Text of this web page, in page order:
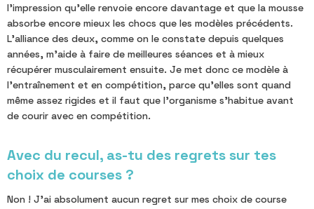
l'impression qu'elle renvoie encore davantage et que la mousse
absorbe encore mieux les chocs que les modèles précédents.
L'alliance des deux, comme on le constate depuis quelques
années, m'aide à faire de meilleures séances et à mieux
récupérer musculairement ensuite. Je met donc ce modèle à
l'entraînement et en compétition, parce qu'elles sont quand
même assez rigides et il faut que l'organisme s'habitue avant
de courir avec en compétition.
Avec du recul, as-tu des regrets sur tes
choix de courses ?
Non ! J'ai absolument aucun regret sur mes choix de course